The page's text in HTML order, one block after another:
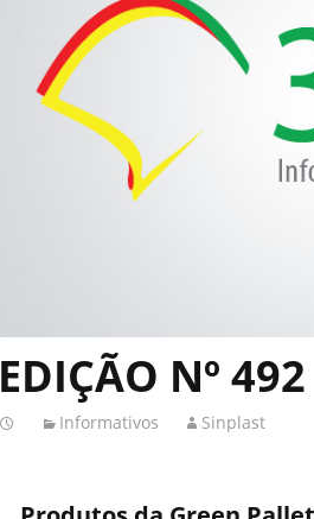
EDIÇÃO Nº 492
Informativos Sinplast